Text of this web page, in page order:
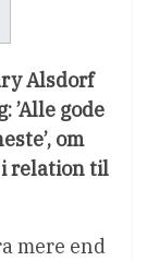
Alsdorf
’Alle gode
om
i relation til
mere end